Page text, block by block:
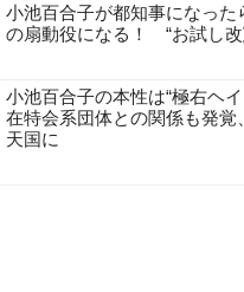
小池百合子が都知事になった
の扇動役になる！ “お試し
小池百合子の本性は“極右ヘ
在特会系団体との関係も発覚
天国に